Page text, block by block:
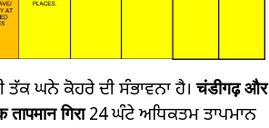
ਤੱਕ ਘਨੇ ਕੋਹਰੇ ਦੀ ਸੰਭਾਵਨਾ ਹੈ।चंडीगढ़ और
गिरा24 ਘੰਟੇ ਅਧਿਕਤਮ ਤਾਪਮਾਨ